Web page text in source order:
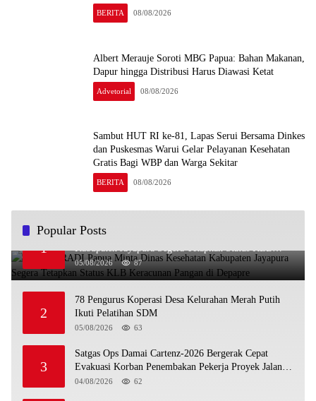
BERITA 08/08/2026
Albert Merauje Soroti MBG Papua: Bahan Makanan,
Dapur hingga Distribusi Harus Diawasi Ketat
Advetorial 08/08/2026
Sambut HUT RI ke-81, Lapas Serui Bersama Dinkes
dan Puskesmas Warui Gelar Pelayanan Kesehatan
Gratis Bagi WBP dan Warga Sekitar
BERITA 08/08/2026
Popular Posts
1
Ketua PERADI Papua Minta Dinas Kesehatan
Keracunan Pangan di Depapre
05/08/2026 87
2
78 Pengurus Koperasi Desa Kelurahan Merah Putih
Ikuti Pelatihan SDM
05/08/2026 63
3
Satgas Ops Damai Cartenz-2026 Bergerak Cepat
Evakuasi Korban Penembakan Pekerja Proyek Jalan di
Tolikara
04/08/2026 62